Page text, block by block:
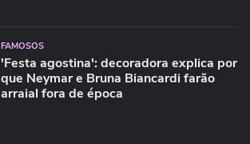
FAMOSOS
'Festa agostina': decoradora explica por
que Neymar e Bruna Biancardi farão
arraial fora de época